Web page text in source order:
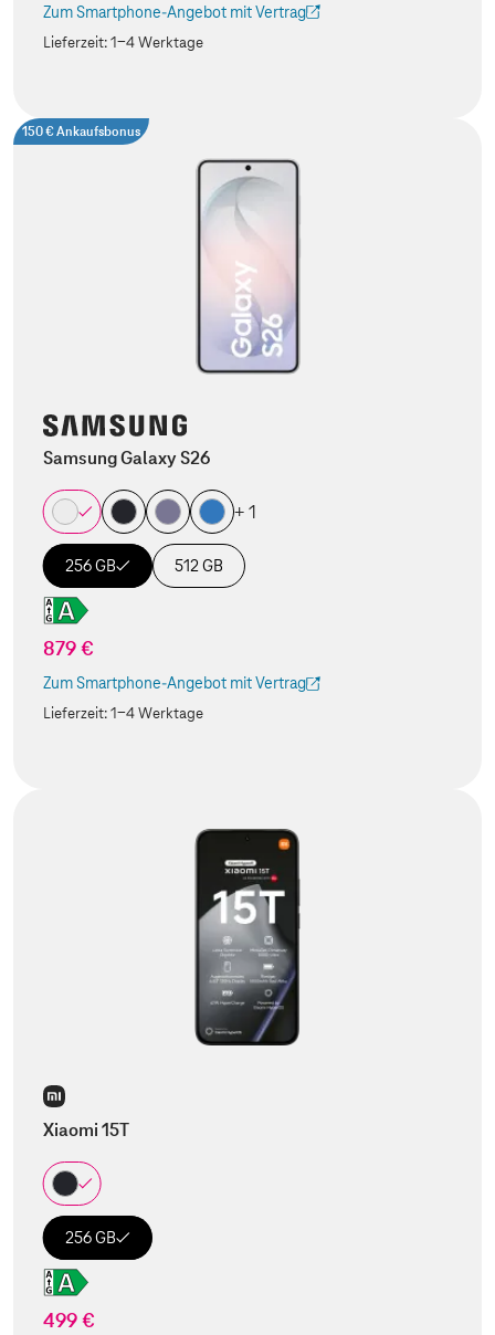
Zum Smartphone-Angebot mit Vertrag
(Der Link wird in einem neuen Tab geöffnet)
Lieferzeit:1-4 Werktage
150 € Ankaufsbonus
Samsung Galaxy S26
+ 1
256 GB 512 GB
879 €
Zum Smartphone-Angebot mit Vertrag
(Der Link wird in einem neuen Tab geöffnet)
Lieferzeit:1-4 Werktage
Xiaomi 15T
256 GB
499 €